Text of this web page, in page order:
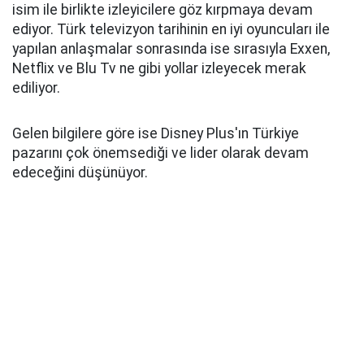
isim ile birlikte izleyicilere göz kırpmaya devam
ediyor. Türk televizyon tarihinin en iyi oyuncuları ile
yapılan anlaşmalar sonrasında ise sırasıyla Exxen,
Netflix ve Blu Tv ne gibi yollar izleyecek merak
ediliyor.
Gelen bilgilere göre ise Disney Plus'ın Türkiye
pazarını çok önemsediği ve lider olarak devam
edeceğini düşünüyor.